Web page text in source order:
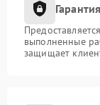
выполненные
защищает